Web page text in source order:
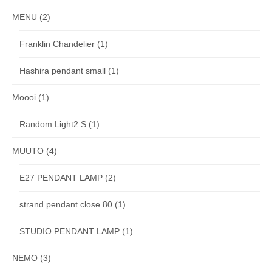
MENU (2)
Franklin Chandelier (1)
Hashira pendant small (1)
Moooi (1)
Random Light2 S (1)
MUUTO (4)
E27 PENDANT LAMP (2)
strand pendant close 80 (1)
STUDIO PENDANT LAMP (1)
NEMO (3)